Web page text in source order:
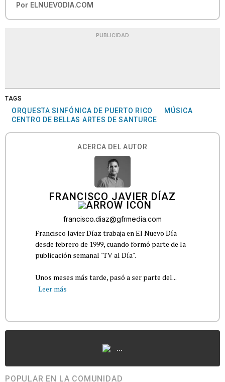
Por ELNUEVODIA.COM
PUBLICIDAD
TAGS
ORQUESTA SINFÓNICA DE PUERTO RICO
MÚSICA
CENTRO DE BELLAS ARTES DE SANTURCE
ACERCA DEL AUTOR
FRANCISCO JAVIER DÍAZ
francisco.diaz@gfrmedia.com
Francisco Javier Díaz trabaja en El Nuevo Día
desde febrero de 1999, cuando formó parte de la
publicación semanal "TV al Día".
Unos meses más tarde, pasó a ser parte del...
Leer más
...
POPULAR EN LA COMUNIDAD